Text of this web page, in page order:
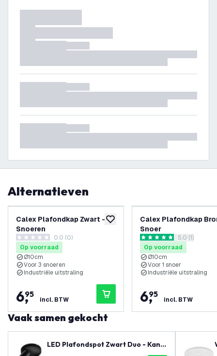
Alternatieven
toevoegen aan verlanglijst
Calex Plafondkap Zwart – 3
Snoeren
0 score sterren0.0 (0)
Op voorraad
Ø10cm
Voor 3 snoeren
Industriële uitstraling
6,
95
incl. BTW
Calex Plafondkap
Snoer
reviews
5 score sterren5.0 (1)
Op voorraad
Ø10cm
Voor 1 snoer
Industriële uitstraling
6,
95
incl. BTW
Vaak samen gekocht
LED Plafondspot Zwart Duo - Kant